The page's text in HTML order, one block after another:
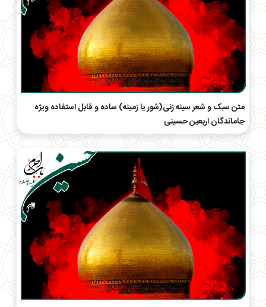
متن سبک و شعر سینه زنی(شور یا زمینه) ساده و قابل استفاده ویژه
جاماندگان اربعین حسینی